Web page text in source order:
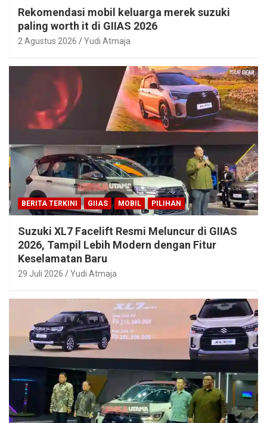
Rekomendasi mobil keluarga merek suzuki
paling worth it di GIIAS 2026
2 Agustus 2026 Yudi Atmaja
BERITA TERKINI GIIAS MOBIL PILIHAN
Suzuki XL7 Facelift Resmi Meluncur di GIIAS
2026, Tampil Lebih Modern dengan Fitur
Keselamatan Baru
29 Juli 2026 Yudi Atmaja